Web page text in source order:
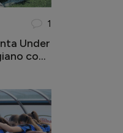
1
Under
con